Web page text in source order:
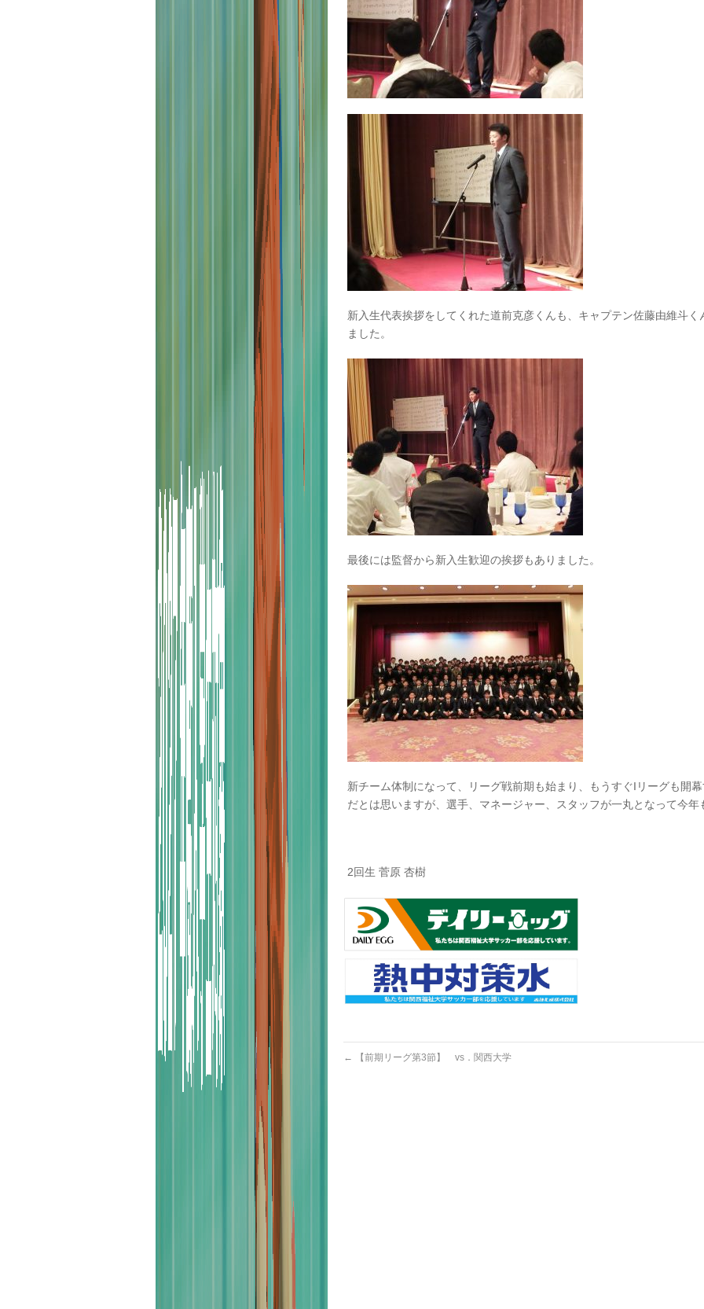
新入生代表挨拶をしてくれた道前克彦くんも、キャプテン佐藤由維斗
ました。
最後には監督から新入生歓迎の挨拶もありました。
新チーム体制になって、リーグ戦前期も始まり、もうすぐIリーグも開
だとは思いますが、選手、マネージャー、スタッフが一丸となって今年
2回生 菅原 杏樹
← 【前期リーグ第3節】 vs．関西大学